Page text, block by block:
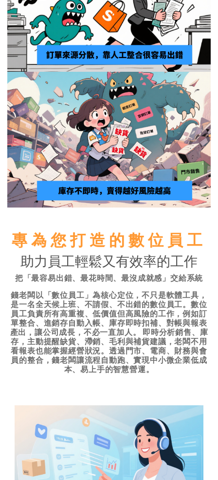
專為您打造的數位員工
助力員工輕鬆又有效率的工作
把「最容易出錯、最花時間、最沒成就感」交給系統
錢老闆以「數位員工」為核心定位，不只是軟體工具，
是一名全天候上班、不請假、不出錯的數位員工。數位
員工負責所有高重複、低價值但高風險的工作，例如訂
單整合、進銷存自動入帳、庫存即時扣補、對帳與報表
產出，讓公司成長，不必一直加人。 即時分析銷售、庫
存，主動提醒缺貨、滯銷、毛利與補貨建議，老闆不用
看報表也能掌握經營狀況。透過門市、電商、財務與會
員的整合，錢老闆讓流程自動跑、實現中小微企業低成
本、易上手的智慧營運。